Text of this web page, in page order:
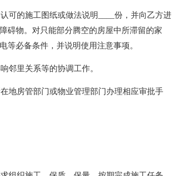
可的施工图纸或做法说明____份，并向乙方进
碍物。对只能部分腾空的房屋中所滞留的家
等必备条件，并说明使用注意事项。
邻里关系等的协调工作。
地房管部门或物业管理部门办理相应审批手